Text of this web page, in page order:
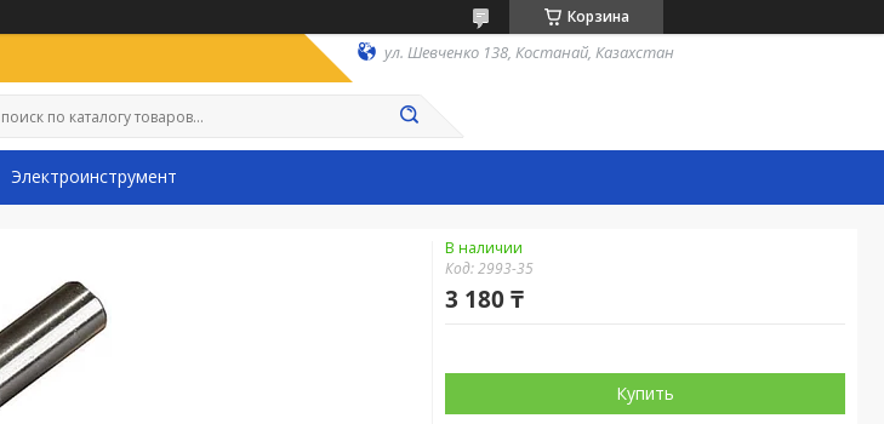
Корзина
ул. Шевченко 138, Костанай, Казахстан
Электроинструмент
В наличии
Код:2993-35
3 180 ₸
Купить